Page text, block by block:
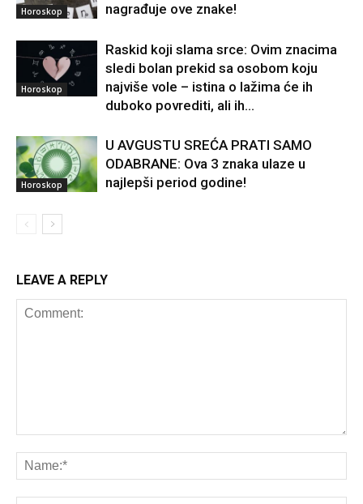
Horoskop
nagrađuje ove znake!
Horoskop
Raskid koji slama srce: Ovim znacima
sledi bolan prekid sa osobom koju
najviše vole – istina o lažima će ih
duboko povrediti, ali ih...
Horoskop
U AVGUSTU SREĆA PRATI SAMO
ODABRANE: Ova 3 znaka ulaze u
najlepši period godine!
LEAVE A REPLY